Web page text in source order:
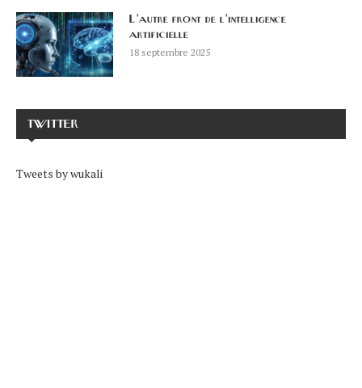
L’autre front de l’intelligence
artificielle
18 septembre 2025
TWITTER
Tweets by wukali